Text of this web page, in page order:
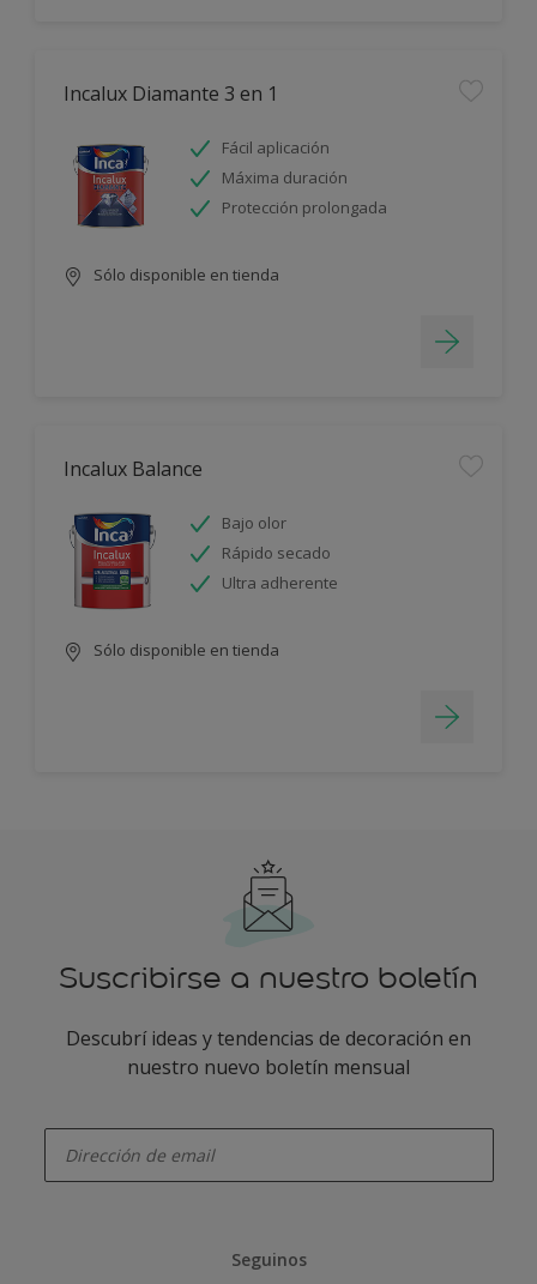
Incalux Diamante 3 en 1
Fácil aplicación
Máxima duración
Protección prolongada
Sólo disponible en tienda
Incalux Balance
Bajo olor
Rápido secado
Ultra adherente
Sólo disponible en tienda
Suscribirse a nuestro boletín
Descubrí ideas y tendencias de decoración en
nuestro nuevo boletín mensual
Seguinos